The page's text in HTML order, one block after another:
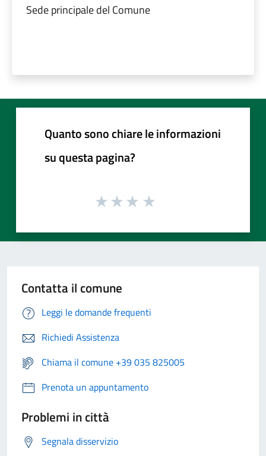
Sede principale del Comune
Quanto sono chiare le informazioni
su questa pagina?
Contatta il comune
Leggi le domande frequenti
Richiedi Assistenza
Chiama il comune +39 035 825005
Prenota un appuntamento
Problemi in città
Segnala disservizio